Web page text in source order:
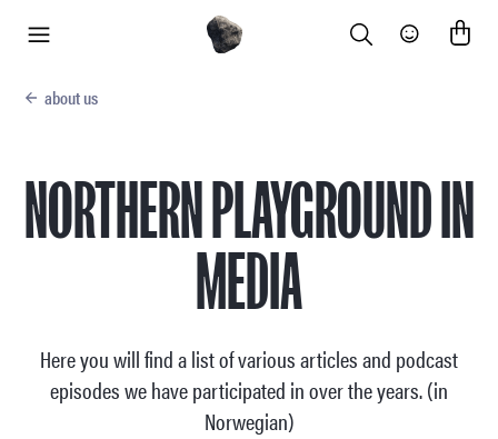
Search Community
about us
NORTHERN PLAYGROUND IN
MEDIA
Here you will find a list of various articles and podcast
episodes we have participated in over the years. (in
Norwegian)